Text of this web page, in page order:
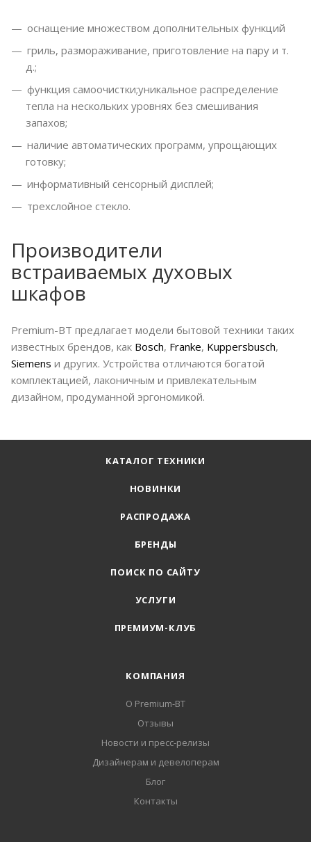
оснащение множеством дополнительных функций
гриль, размораживание, приготовление на пару и т.
д.;
функция самоочистки;уникальное распределение
тепла на нескольких уровнях без смешивания
запахов;
наличие автоматических программ, упрощающих
готовку;
информативный сенсорный дисплей;
трехслойное стекло.
Производители
встраиваемых духовых
шкафов
Premium-BT предлагает модели бытовой техники таких
известных брендов, как Bosch, Franke, Kuppersbusch,
Siemens и других. Устройства отличаются богатой
комплектацией, лаконичным и привлекательным
дизайном, продуманной эргономикой.
КАТАЛОГ ТЕХНИКИ
НОВИНКИ
РАСПРОДАЖА
БРЕНДЫ
ПОИСК ПО САЙТУ
УСЛУГИ
ПРЕМИУМ-КЛУБ
КОМПАНИЯ
О Premium-BT
Отзывы
Новости и пресс-релизы
Дизайнерам и девелоперам
Блог
Контакты